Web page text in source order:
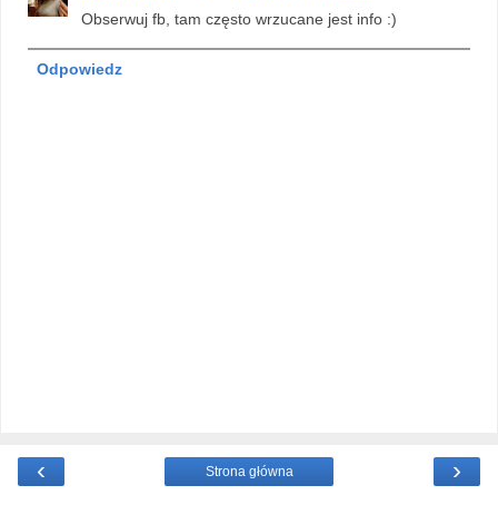
Obserwuj fb, tam często wrzucane jest info :)
Odpowiedz
‹ ›
Strona główna